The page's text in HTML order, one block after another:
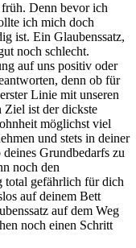
Denn bevor ich
ich mich doch
ist. Ein Glaubenssatz,
noch schlecht.
auf uns positiv oder
denn ob für
Linie mit unseren
Ziel ist der dickste
möglichst viel
und stets in deiner
Grundbedarfs zu
noch den
total gefährlich für dich
auf deinem Bett
auf dem Weg
noch einen Schritt